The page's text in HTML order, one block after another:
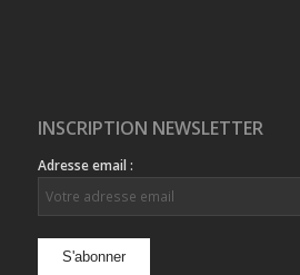
INSCRIPTION NEWSLETTER
Adresse email :